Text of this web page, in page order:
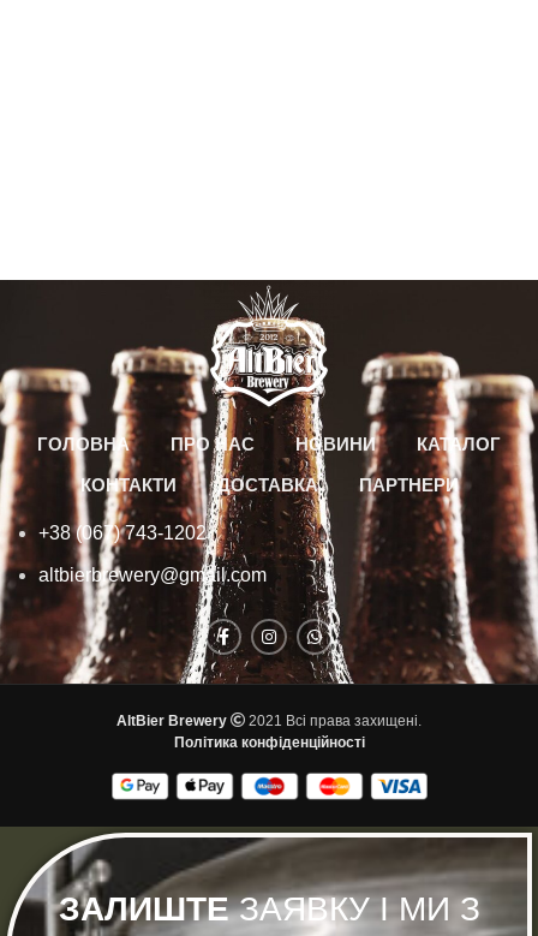
ГОЛОВНА ПРО НАС НОВИНИ
КАТАЛОГ
КОНТАКТИ
ДОСТАВКА ПАРТНЕРИ
+38 (067) 743-1202
altbierbrewery@gmail.com
AltBier Brewery
2021 Всі права захищені.
Політика конфіденційності
ЗАЛИШТЕЗАЯВКУ І МИ З